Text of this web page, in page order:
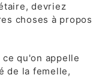
devriez
choses à propos
qu'on appelle
de la femelle,